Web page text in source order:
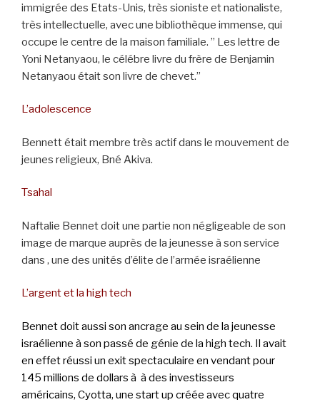
immigrée des Etats-Unis, très sioniste et nationaliste,
très intellectuelle, avec une bibliothèque immense, qui
occupe le centre de la maison familiale. ” Les lettre de
Yoni Netanyaou, le célébre livre du frère de Benjamin
Netanyaou était son livre de chevet.”
L’adolescence
Bennett était membre très actif dans le mouvement de
jeunes religieux, Bné Akiva.
Tsahal
Naftalie Bennet doit une partie non négligeable de son
image de marque auprès de la jeunesse à son service
dans , une des unités d’élite de l’armée israélienne
L’argent et la high tech
Bennet doit aussi son ancrage au sein de la jeunesse
israélienne à son passé de génie de la high tech. Il avait
en effet réussi un exit spectaculaire en vendant pour
145 millions de dollars à à des investisseurs
américains, Cyotta, une start up créée avec quatre